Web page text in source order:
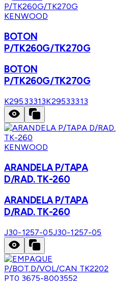
KENWOOD
BOTON
P/TK260G/TK270G
BOTON
P/TK260G/TK270G
K29533313K29533313
KENWOOD
ARANDELA P/TAPA
D/RAD. TK-260
ARANDELA P/TAPA
D/RAD. TK-260
J30-1257-05J30-1257-05